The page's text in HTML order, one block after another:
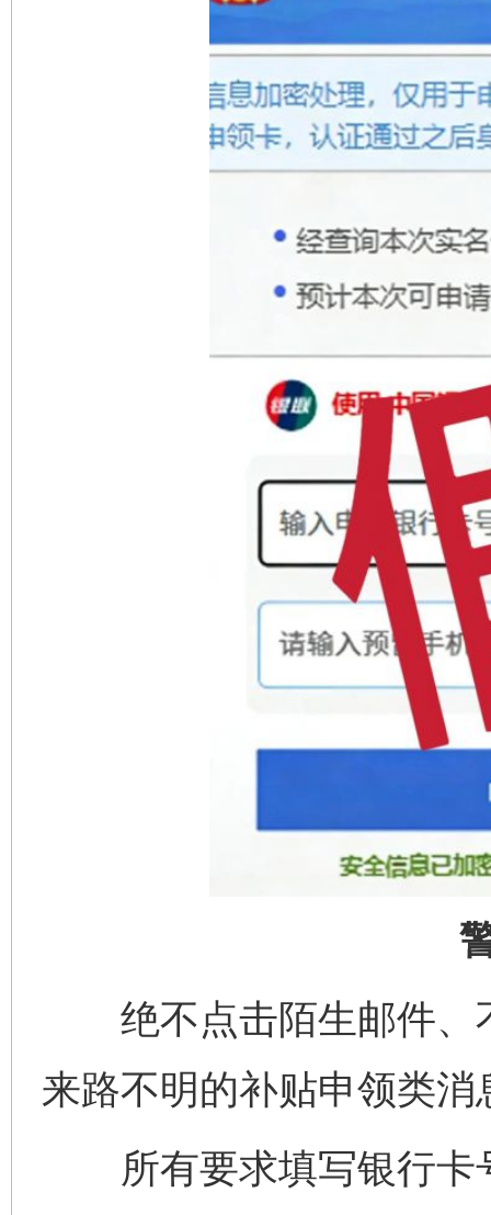
绝不点击陌生邮件、
来路不明的补贴申领类消
所有要求填写银行卡